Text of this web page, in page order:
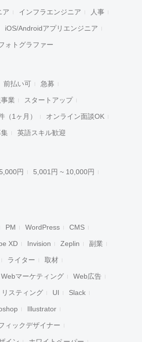
ア インフラエンジニア 人事
iOS/Androidアプリエンジニア
ォトグラファー
前払い可 急募
業 スタートアップ
（1ヶ月） オンライン面談OK
英語スキル歓迎
円 5,001円 ~ 10,000円
PM WordPress CMS
XD Invision Zeplin 副業
ライター 取材
Webマーケティング Web広告
リスティング UI Slack
Illustrator
ィックデザイナー